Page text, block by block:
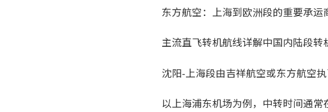
东方航空：上海到欧洲段的重要承运
主流直飞转机航线详解中国内陆段转
沈阳-上海段由吉祥航空或东方航空
以上海浦东机场为例，中转时间通常